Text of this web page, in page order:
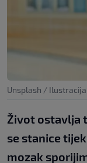
Unsplash / Ilustracija
Život ostavlja
se stanice
mozak